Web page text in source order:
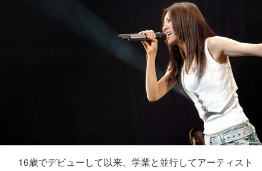
16歳でデビューして以来、学業と並行してアーティスト